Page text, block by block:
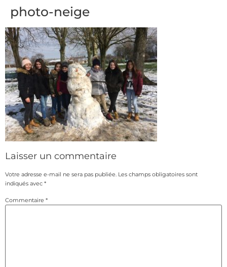
photo-neige
Laisser un commentaire
Votre adresse e-mail ne sera pas publiée. Les champs obligatoires sont
indiqués avec *
Commentaire *